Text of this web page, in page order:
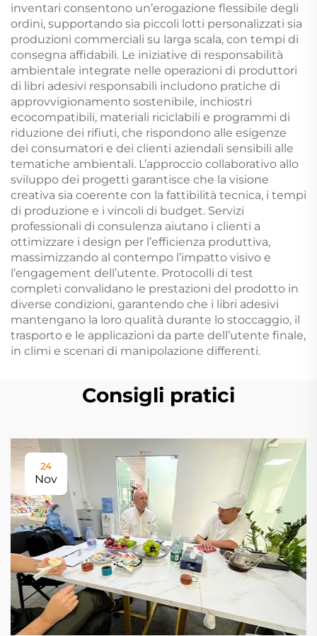
inventari consentono un’erogazione flessibile degli
ordini, supportando sia piccoli lotti personalizzati sia
produzioni commerciali su larga scala, con tempi di
consegna affidabili. Le iniziative di responsabilità
ambientale integrate nelle operazioni di produttori
di libri adesivi responsabili includono pratiche di
approvvigionamento sostenibile, inchiostri
ecocompatibili, materiali riciclabili e programmi di
riduzione dei rifiuti, che rispondono alle esigenze
dei consumatori e dei clienti aziendali sensibili alle
tematiche ambientali. L’approccio collaborativo allo
sviluppo dei progetti garantisce che la visione
creativa sia coerente con la fattibilità tecnica, i tempi
di produzione e i vincoli di budget. Servizi
professionali di consulenza aiutano i clienti a
ottimizzare i design per l’efficienza produttiva,
massimizzando al contempo l’impatto visivo e
l’engagement dell’utente. Protocolli di test
completi convalidano le prestazioni del prodotto in
diverse condizioni, garantendo che i libri adesivi
mantengano la loro qualità durante lo stoccaggio, il
trasporto e le applicazioni da parte dell’utente finale,
in climi e scenari di manipolazione differenti.
Consigli pratici
24
Nov